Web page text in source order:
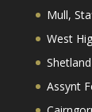
Mull,
West
Assynt